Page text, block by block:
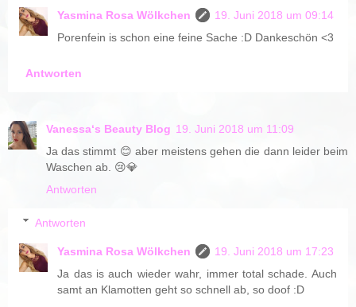
Yasmina Rosa Wölkchen
19. Juni 2018 um 09:14
Porenfein is schon eine feine Sache :D Dankeschön <3
Antworten
Vanessa‘s Beauty Blog 19. Juni 2018 um 11:09
Ja das stimmt 😊 aber meistens gehen die dann leider beim
Waschen ab. 😢💎
Antworten
Antworten
Yasmina Rosa Wölkchen
19. Juni 2018 um 17:23
Ja das is auch wieder wahr, immer total schade. Auch
samt an Klamotten geht so schnell ab, so doof :D